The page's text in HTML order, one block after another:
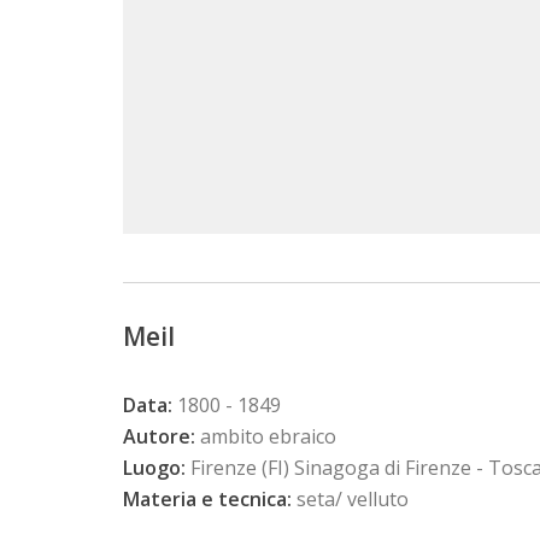
Meil
Data: 1800 - 1849
Autore: ambito ebraico
Luogo: Firenze (FI) Sinagoga di Firenze -
Materia e tecnica: seta/ velluto